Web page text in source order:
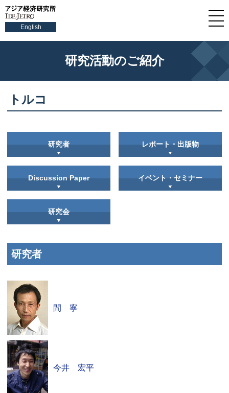
English
研究活動のご紹介
トルコ
研究者 レポート・出版物
Discussion Paper イベント・セミナー
研究会
研究者
間 寧
今井 宏平